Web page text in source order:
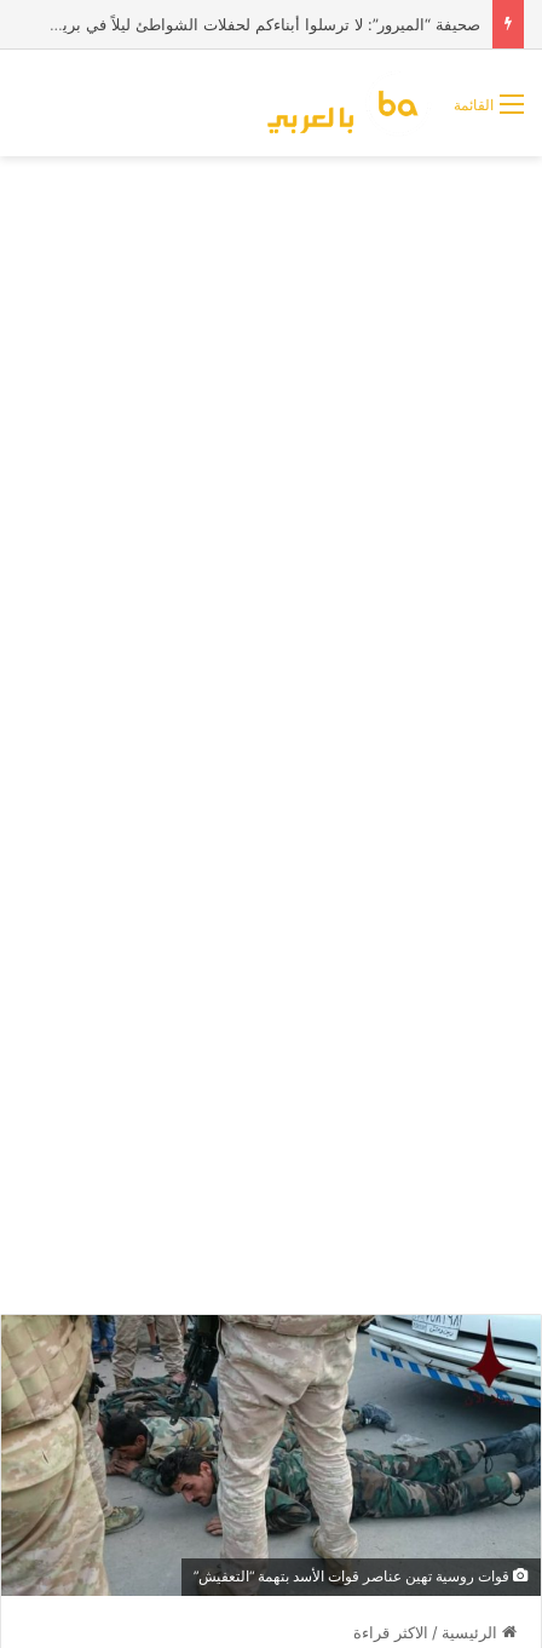
صحيفة “الميرور”: لا ترسلوا أبناءكم لحفلات الشواطئ ليلاً في بريطانيا
القائمة
قوات روسية تهين عناصر قوات الأسد بتهمة “التعفيش”
الرئيسية / الاكثر قراءة